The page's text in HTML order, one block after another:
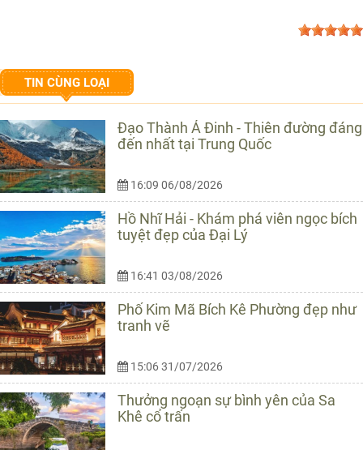
TIN CÙNG LOẠI
Đạo Thành Á Đinh - Thiên đường đáng
đến nhất tại Trung Quốc
16:09 06/08/2026
Hồ Nhĩ Hải - Khám phá viên ngọc bích
tuyệt đẹp của Đại Lý
16:41 03/08/2026
Phố Kim Mã Bích Kê Phường đẹp như
tranh vẽ
15:06 31/07/2026
Thưởng ngoạn sự bình yên của Sa
Khê cổ trấn